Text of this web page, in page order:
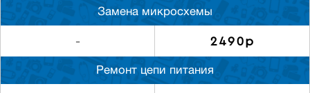
Замена микросхемы
- 2490р
Ремонт цепи питания